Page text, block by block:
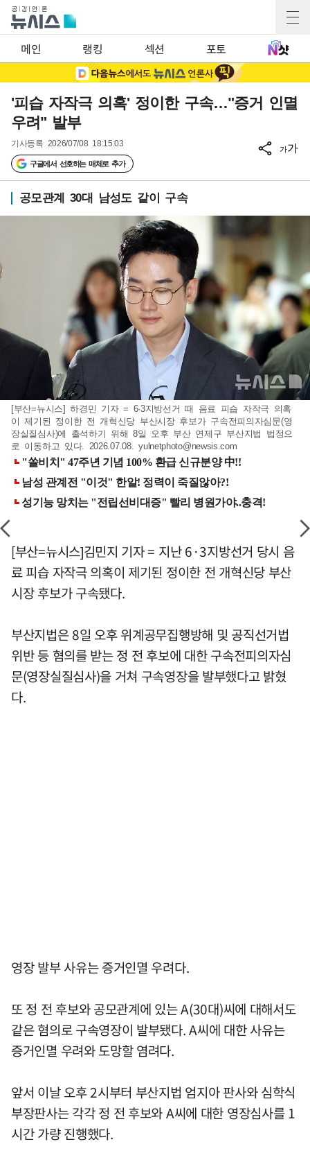
메인 랭킹 섹션 포토
'피습 자작극 의혹' 정이한 구속…"증거 인멸
우려" 발부
기사등록 2026/07/08 18:15:03
구글에서 선호하는 매체로 추가
가가
공모관계 30대 남성도 같이 구속
[부산=뉴시스] 하경민 기자 = 6·3지방선거 때 음료 피습 자작극 의혹
이 제기된 정이한 전 개혁신당 부산시장 후보가 구속전피의자심문(영
장실질심사)에 출석하기 위해 8일 오후 부산 연제구 부산지법 법정으
로 이동하고 있다. 2026.07.08.yulnetphoto@newsis.com
[부산=뉴시스]김민지 기자 = 지난 6·3지방선거 당시 음
료 피습 자작극 의혹이 제기된 정이한 전 개혁신당 부산
시장 후보가 구속됐다.
부산지법은 8일 오후 위계공무집행방해 및 공직선거법
위반 등 혐의를 받는 정 전 후보에 대한 구속전피의자심
문(영장실질심사)을 거쳐 구속영장을 발부했다고 밝혔
다.
영장 발부 사유는 증거인멸 우려다.
또 정 전 후보와 공모관계에 있는 A(30대)씨에 대해서도
같은 혐의로 구속영장이 발부됐다. A씨에 대한 사유는
증거인멸 우려와 도망할 염려다.
앞서 이날 오후 2시부터 부산지법 엄지아 판사와 심학식
부장판사는 각각 정 전 후보와 A씨에 대한 영장심사를 1
시간 가량 진행했다.